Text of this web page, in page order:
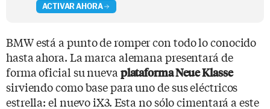
ACTIVAR AHORA
BMW está a punto de romper con todo lo conocido
hasta ahora. La marca alemana presentará de
forma oficial su nueva plataforma Neue Klasse
sirviendo como base para uno de sus eléctricos
estrella: el nuevo iX3. Esta no sólo cimentará a este